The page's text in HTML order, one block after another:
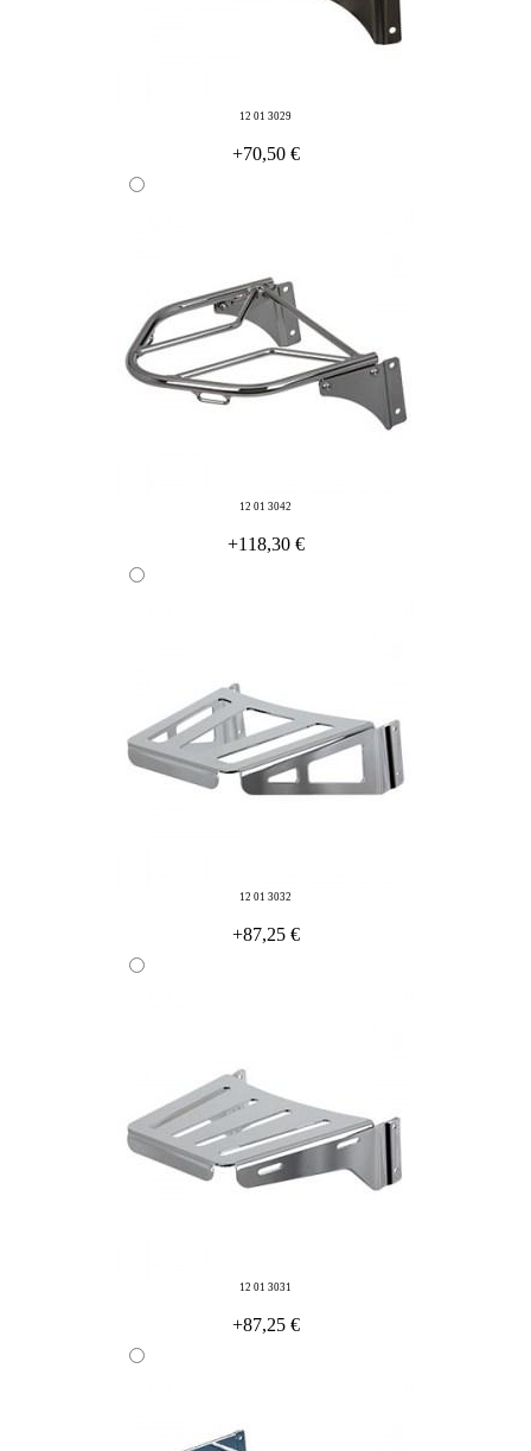
12 01 3029
+70,50 €
12 01 3042
+118,30 €
12 01 3032
+87,25 €
12 01 3031
+87,25 €